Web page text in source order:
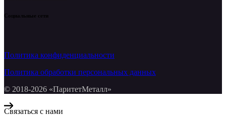
Социальные сети
Политика конфиденциальности
Политика обработки персональных данных
© 2018-2026 «ПаритетМеталл»
Связаться с нами